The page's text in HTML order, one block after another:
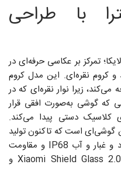
۱۵ اولترا با طراحی
تمرکز بر عکاسی حرفه‌ای در
نقره‌ای. این مدل کروم
زیرا نوار نقره‌ای که در
گوشی به‌صورت افقی قرار
کلاسیک دستی پیدا می‌کند.
گوشی‌ای است که تاکنون تولید
کرده، با استاندارد مقاومت در برابر گرد و غبار و آب IP68 و مقاومت
بیشتر در برابر افتادن با استفاده از Xiaomi Shield Glass 2.0 و